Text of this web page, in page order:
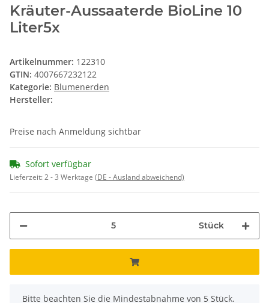
Kräuter-Aussaaterde BioLine 10
Liter5x
Artikelnummer: 122310
GTIN: 4007667232122
Kategorie: Blumenerden
Hersteller:
Preise nach Anmeldung sichtbar
Sofort verfügbar
Lieferzeit:2 - 3 Werktage (DE - Ausland abweichend)
Stück
x
Bitte beachten Sie die Mindestabnahme von 5 Stück.